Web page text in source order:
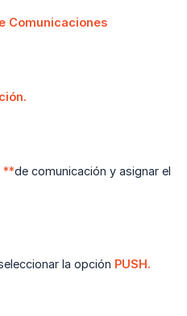
Comunicaciones
**de comunicación y asignar el
la opción PUSH.